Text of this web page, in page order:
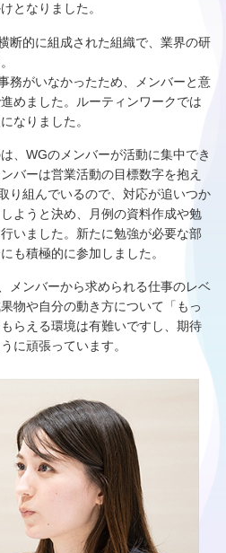
となりました。
断的に組成された組織で、業界の研
務がいなかったため、メンバーと意
めました。ルーティンワークでは
なりました。
、WGのメンバーが活動に集中でき
バーは営業活動の目標数字を抱え
り組んでいるので、対応が追いつか
ようと決め、月例の資料作成や勉
いました。新たに勉強が必要な部
も積極的に参加しました。
メンバーから求められる仕事のレベ
物や自分の動き方について「もっ
らえる環境は有難いですし、期待
に頑張っています。